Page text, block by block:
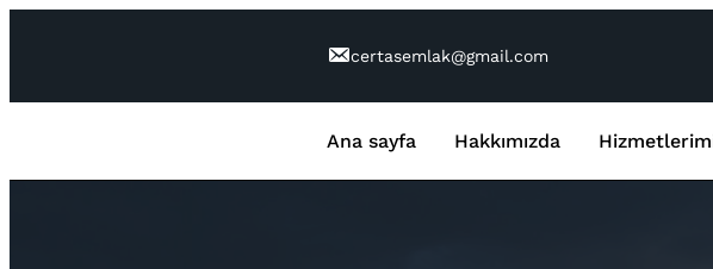
certasemlak@gmail.com
Ana sayfa Hakkımızda